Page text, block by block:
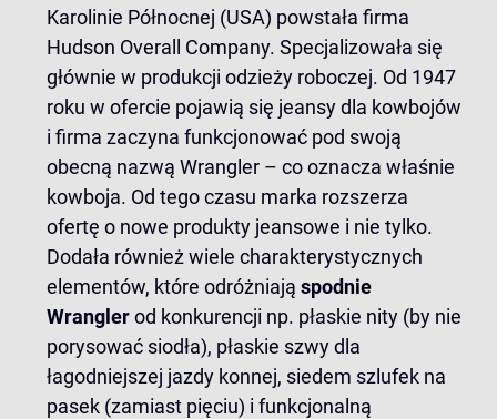
Karolinie Północnej (USA) powstała firma
Hudson Overall Company. Specjalizowała się
głównie w produkcji odzieży roboczej. Od 1947
roku w ofercie pojawią się jeansy dla kowbojów
i firma zaczyna funkcjonować pod swoją
obecną nazwą Wrangler – co oznacza właśnie
kowboja. Od tego czasu marka rozszerza
ofertę o nowe produkty jeansowe i nie tylko.
Dodała również wiele charakterystycznych
elementów, które odróżniają spodnie
Wranglerod konkurencji np. płaskie nity (by nie
porysować siodła), płaskie szwy dla
łagodniejszej jazdy konnej, siedem szlufek na
pasek (zamiast pięciu) i funkcjonalną